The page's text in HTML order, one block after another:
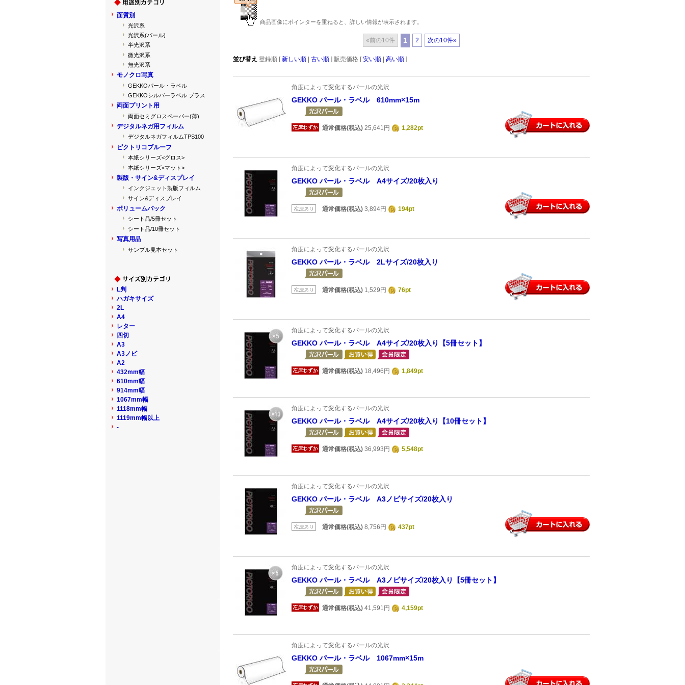
商品画像にポインターを重ねると、詳しい情報が表示されます。
«前の10件 1 2 次の10件»
並び替え 登録順 [新しい順 古い順 ] 販売価格 [安い順 高い順 ]
角度によって変化するパールの光沢
GEKKO パール・ラベル 610mm×15m
通常価格(税込) 25,641円 1,282pt
角度によって変化するパールの光沢
GEKKO パール・ラベル A4サイズ/20枚入り
通常価格(税込) 3,894円 194pt
角度によって変化するパールの光沢
GEKKO パール・ラベル 2Lサイズ/20枚入り
通常価格(税込) 1,529円 76pt
角度によって変化するパールの光沢
GEKKO パール・ラベル A4サイズ/20枚入り【5冊セット】
通常価格(税込) 18,496円 1,849pt
角度によって変化するパールの光沢
GEKKO パール・ラベル A4サイズ/20枚入り【10冊セット】
通常価格(税込) 36,993円 5,548pt
角度によって変化するパールの光沢
GEKKO パール・ラベル A3ノビサイズ/20枚入り
通常価格(税込) 8,756円 437pt
角度によって変化するパールの光沢
GEKKO パール・ラベル A3ノビサイズ/20枚入り【5冊セット】
通常価格(税込) 41,591円 4,159pt
角度によって変化するパールの光沢
GEKKO パール・ラベル 1067mm×15m
面質別
光沢系
光沢系(パール)
半光沢系
微光沢系
無光沢系
モノクロ写真
GEKKOパール・ラベル
GEKKOシルバーラベル プラス
両面プリント用
両面セミグロスペーパー(薄)
デジタルネガ用フィルム
デジタルネガフィルムTPS100
ピクトリコプルーフ
本紙シリーズ<グロス>
本紙シリーズ<マット>
製版・サイン&ディスプレイ
インクジェット製版フィルム
サイン&ディスプレイ
ボリュームパック
シート品/5冊セット
シート品/10冊セット
写真用品
サンプル見本セット
L判
ハガキサイズ
2L
A4
レター
四切
A3
A3ノビ
A2
432mm幅
610mm幅
914mm幅
1067mm幅
1118mm幅
1119mm幅以上
-